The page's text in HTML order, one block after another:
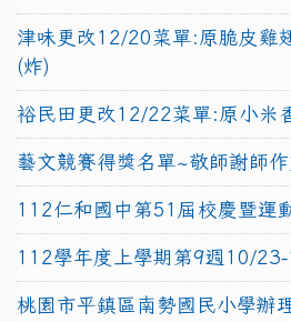
津味更改12/20菜單:原脆皮雞
(炸)
裕民田更改12/22菜單:原小米
藝文競賽得獎名單~敬師謝師
112仁和國中第51屆校慶暨運
112學年度上學期第9週10/
桃園市平鎮區南勢國民小學辦